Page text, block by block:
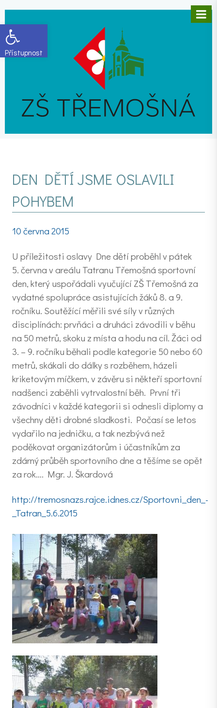
Open toolbar
DEN DĚTÍ JSME OSLAVILI
POHYBEM
10 června 2015
U příležitosti oslavy Dne dětí proběhl v pátek
5. června v areálu Tatranu Třemošná sportovní
den, který uspořádali vyučující ZŠ Třemošná za
vydatné spolupráce asistujících žáků 8. a 9.
ročníku. Soutěžící měřili své síly v různých
disciplínách: prvňáci a druháci závodili v běhu
na 50 metrů, skoku z místa a hodu na cíl. Žáci od
3. – 9. ročníku běhali podle kategorie 50 nebo 60
metrů, skákali do dálky s rozběhem, házeli
kriketovým míčkem, v závěru si někteří sportovní
nadšenci zaběhli vytrvalostní běh. První tři
závodníci v každé kategorii si odnesli diplomy a
všechny děti drobné sladkosti. Počasí se letos
vydařilo na jedničku, a tak nezbývá než
poděkovat organizátorům i účastníkům za
zdárný průběh sportovního dne a těšíme se opět
za rok…. Mgr. J. Škardová
http://tremosnazs.rajce.idnes.cz/Sportovni_den_-
_Tatran_5.6.2015